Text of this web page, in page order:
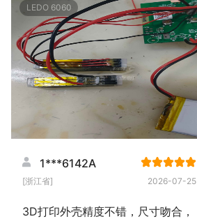
LEDO 6060
1***6142A
[浙江省] 2026-07-25
3D打印外壳精度不错，尺寸吻合，